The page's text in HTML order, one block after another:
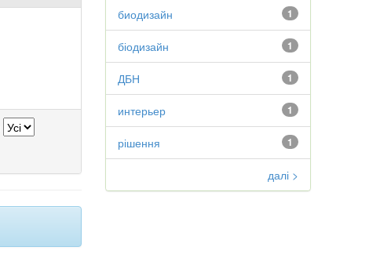
1
биодизайн
1
біодизайн
1
ДБН
1
интерьер
1
рішення
далі >